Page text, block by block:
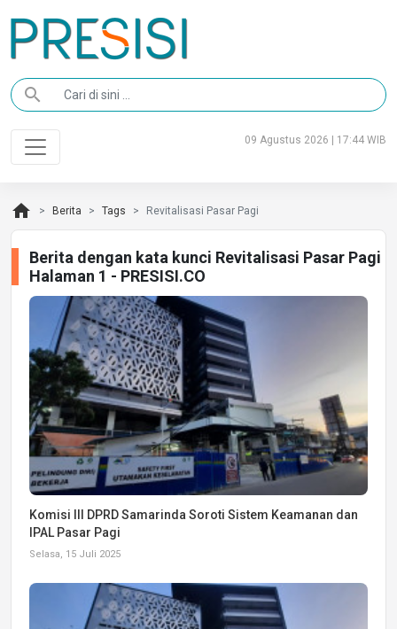
search
09 Agustus 2026 | 17:44 WIB
home Berita Tags Revitalisasi Pasar Pagi
Berita dengan kata kunci Revitalisasi Pasar Pagi
Halaman 1 - PRESISI.CO
Komisi III DPRD Samarinda Soroti Sistem Keamanan dan
IPAL Pasar Pagi
Selasa, 15 Juli 2025